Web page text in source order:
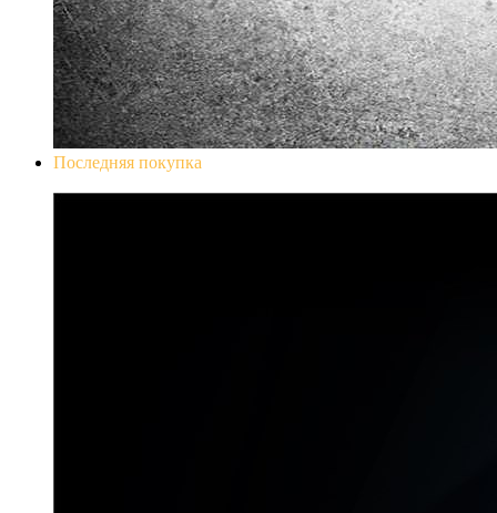
Последняя покупка